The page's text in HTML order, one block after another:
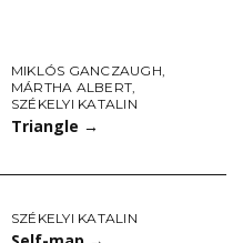
MIKLÓS GANCZAUGH,
MÁRTHA ALBERT,
SZÉKELYI KATALIN
Triangle →
SZÉKELYI KATALIN